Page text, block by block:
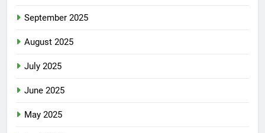
September 2025
August 2025
July 2025
June 2025
May 2025